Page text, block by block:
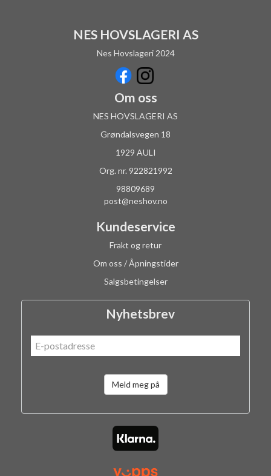
NES HOVSLAGERI AS
Nes Hovslageri 2024
Om oss
NES HOVSLAGERI AS
Grøndalsvegen 18
1929 AULI
Org. nr. 922821992
98809689
post@neshov.no
Kundeservice
Frakt og retur
Om oss / Åpningstider
Salgsbetingelser
Nyhetsbrev
Meld meg på